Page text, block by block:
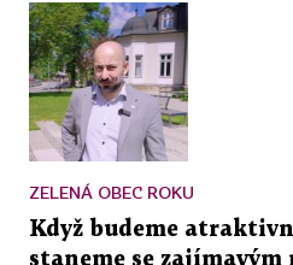
ZELENÁ OBEC ROKU
Když budeme
staneme se zajímavým